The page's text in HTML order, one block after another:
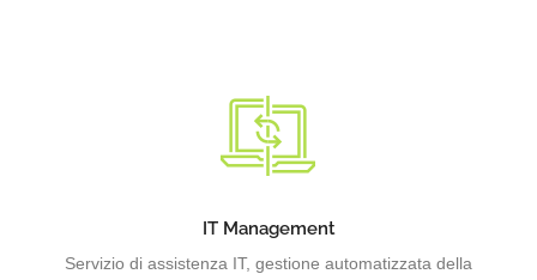
IT Management
Servizio di assistenza IT, gestione automatizzata della